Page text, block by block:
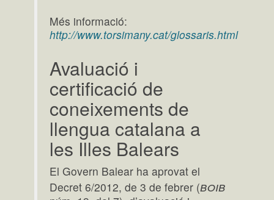
Més informació:
http://www.torsimany.cat/glossaris.html
Avaluació i
certificació de
coneixements de
llengua catalana a
les Illes Balears
El Govern Balear ha aprovat el
Decret 6/2012, de 3 de febrer (boib